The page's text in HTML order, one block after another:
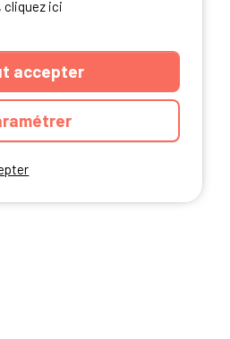
cliquez ici
accepter